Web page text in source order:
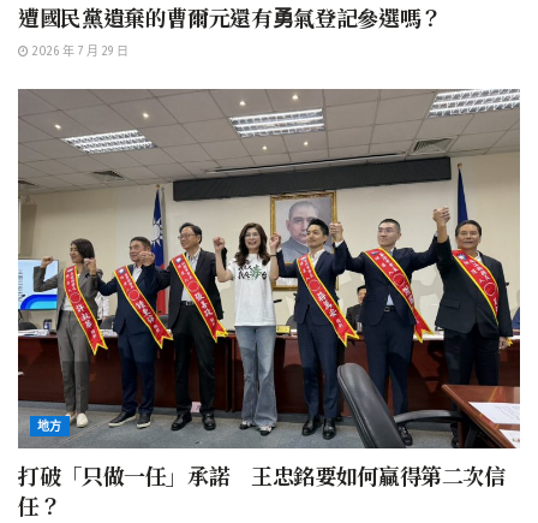
遭國民黨遺棄的曹爾元還有勇氣登記參選嗎？
2026 年 7 月 29 日
地方
打破「只做一任」承諾 王忠銘要如何贏得第二次信
任？